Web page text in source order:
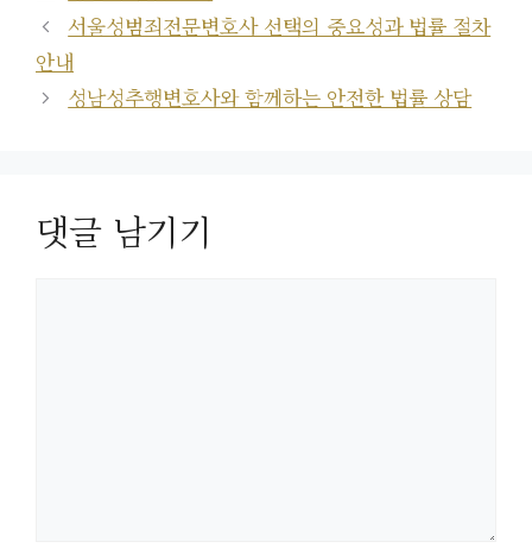
테
고
리
서울성범죄전문변호사 선택의 중요성과 법률 절차
안내
성남성추행변호사와 함께하는 안전한 법률 상담
댓글 남기기